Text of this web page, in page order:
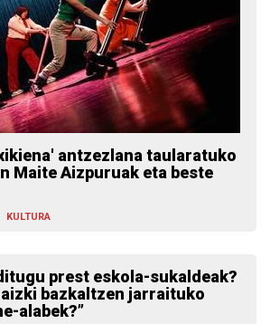
antzezlana taularatuko
Maite Aizpuruak eta beste
KULTURA
prest eskola-sukaldeak?
bazkaltzen jarraituko
alabek?”